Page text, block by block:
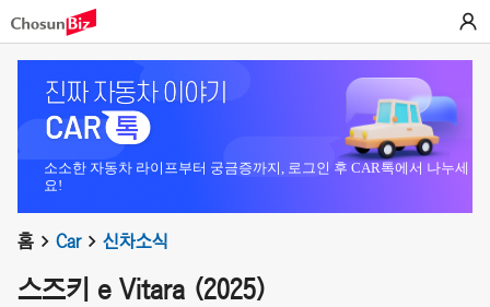
소소한 자동차 라이프부터 궁금증까지, 로그인 후 CAR톡에서 나누세
요!
홈 Car 신차소식
스즈키 e Vitara (2025)